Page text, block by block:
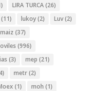
LIRA TURCA(26)
(11) lukoy(2) Luv(2)
maiz (37)
(996)
(3) mep (21)
metr(2)
(1) moh (1)